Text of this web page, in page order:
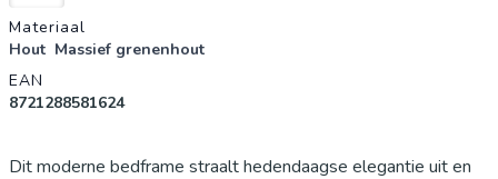
Materiaal
Hout Massief grenenhout
EAN
8721288581624
Dit moderne bedframe straalt hedendaagse elegantie uit en